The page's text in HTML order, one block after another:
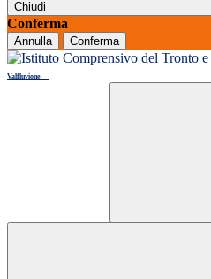
Chiudi
Conferma
Annulla Conferma
Valfluvione